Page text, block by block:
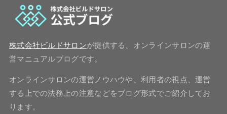
株式会社ビルドサロンが提供する、オンラインサロンの運
営マニュアルブログです。
オンラインサロンの運営ノウハウや、利用者の視点、運営
する上での法務上の注意などをブログ形式でご紹介してお
ります。